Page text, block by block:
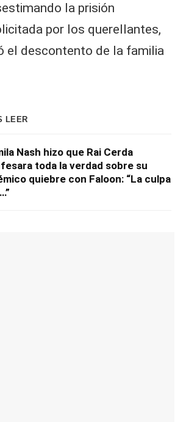
la prisión
por los querellantes,
el descontento de la familia
LEER
Nash hizo que Rai Cerda
toda la verdad sobre su
quiebre con Faloon: “La culpa